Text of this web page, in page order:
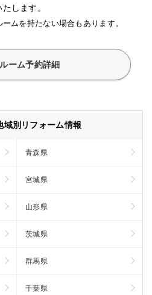
します。
ムを持たない場合もあります。
ーム予約詳細
域別リフォーム情報
青森県
宮城県
山形県
茨城県
群馬県
千葉県